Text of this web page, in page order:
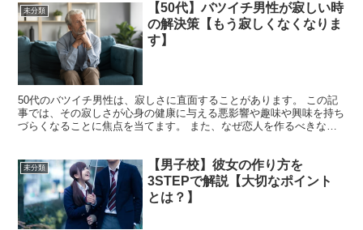
未分類
【50代】バツイチ男性が寂しい時
の解決策【もう寂しくなくなりま
す】
50代のバツイチ男性は、寂しさに直面することがあります。 この記
事では、その寂しさが心身の健康に与える悪影響や趣味や興味を持ち
づらくなることに焦点を当てます。 また、なぜ恋人を作るべきなの
未分類
【男子校】彼女の作り方を
3STEPで解説【大切なポイント
とは？】